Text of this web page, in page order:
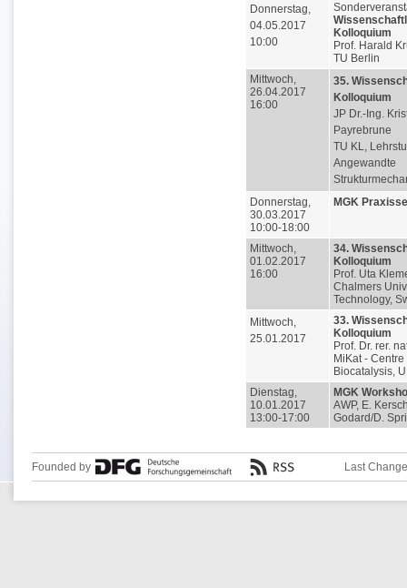
Donnerstag,
04.05.2017
10:00
Kolloquium
Prof. Harald
TU Berlin
Mittwoch,
26.04.2017
16:00
35.
Kolloquium
JP Dr.-Ing.
Payrebrune
TU KL,
Angewandte
Donnerstag,
30.03.2017
10:00-18:00
MGK
Mittwoch,
01.02.2017
16:00
34.
Kolloquium
Prof. Uta
Chalmers
Technology,
Mittwoch,
25.01.2017
33.
Kolloquium
Prof. Dr. rer.
MiKat - Centre
Biocatalysis,
Dienstag,
10.01.2017
13:00-17:00
MGK
AWP, E.
Godard/D.
Founded by Last